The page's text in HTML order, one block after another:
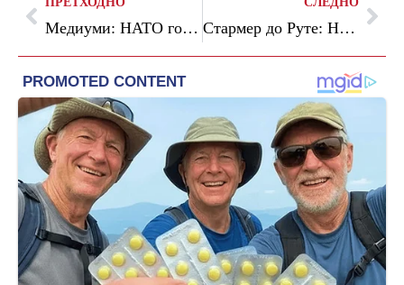
Медиуми: НАТО го намалува фондот за воена помош за Украина Стармер до Руте: НАТО е најуспешниот воен сојуз што светот некогаш го познавал